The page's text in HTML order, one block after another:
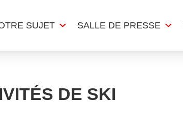
SUJET SALLE DE PRESSE
DE SKI